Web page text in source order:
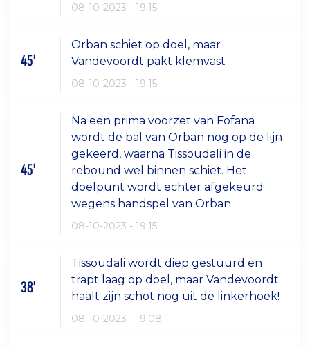
08-10-2023 - 19:15
45'
Orban schiet op doel, maar
Vandevoordt pakt klemvast
08-10-2023 - 19:15
45'
Na een prima voorzet van Fofana
wordt de bal van Orban nog op de lijn
gekeerd, waarna Tissoudali in de
rebound wel binnen schiet. Het
doelpunt wordt echter afgekeurd
wegens handspel van Orban
08-10-2023 - 19:15
38'
Tissoudali wordt diep gestuurd en
trapt laag op doel, maar Vandevoordt
haalt zijn schot nog uit de linkerhoek!
08-10-2023 - 19:08